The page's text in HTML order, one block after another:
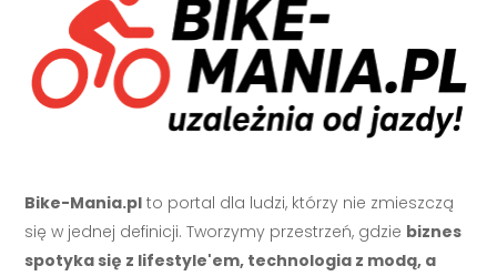
Bike-Mania.pl to portal dla ludzi, którzy nie zmieszczą
się w jednej definicji. Tworzymy przestrzeń, gdzie biznes
spotyka się z lifestyle'em, technologia z modą, a